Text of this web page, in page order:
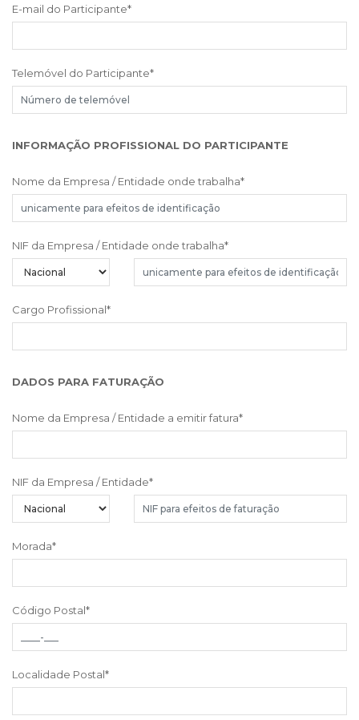
E-mail do Participante*
Telemóvel do Participante*
INFORMAÇÃO PROFISSIONAL DO PARTICIPANTE
Nome da Empresa / Entidade onde trabalha*
NIF da Empresa / Entidade onde trabalha*
Cargo Profissional*
DADOS PARA FATURAÇÃO
Nome da Empresa / Entidade a emitir fatura*
NIF da Empresa / Entidade*
Morada*
Código Postal*
Localidade Postal*